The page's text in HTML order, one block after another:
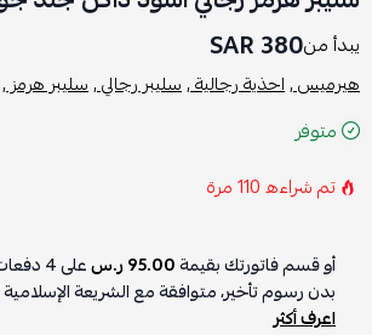
يبدأ من380 SAR
هيرميس ,احذية رجالية ,سليبر رجالي ,سليبر هرمز ,
متوفر
تم شراءه110مرة
أو قسم فاتورتك بقيمة95.00 ر.س على4
بدون رسوم تأخير، متوافقة مع الشريعة الإسلامية
اعرف أكثر